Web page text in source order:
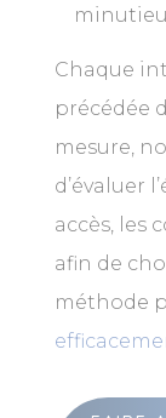
Chaque
précédée
mesure,
d’évaluer
accès, les
afin de
méthode